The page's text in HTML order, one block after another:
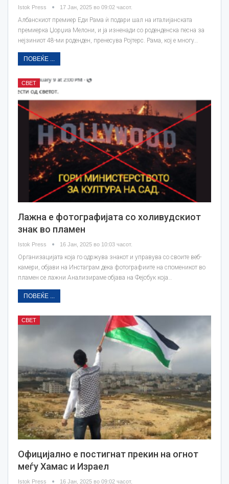
Istok Press 17 Јан, 2025 во 09:02 часот.
Албанскиот премиер Еди Рама ѝ подари шал на италијанската
премиерка Џорџиа Мелони, и ја изненади со роденденска песна за
нејзиниот 48-ми роденден, пренесува Ројтерс. Рама, кој е многу…
ПОВЕЌЕ ...
СВЕТ
Лажна е фотографијата со холивудскиот
знак во пламен
Istok Press 16 Јан, 2025 во 10:03 часот.
Организацијата која го одржува знакот и управува со своите веб-
камери, објави на Инстаграм дека фотографиите на споменикот во
пламен се лажни Анализираме објава на Фејсбук која…
ПОВЕЌЕ ...
СВЕТ
Официјално е постигнат прекин на огнот
меѓу Хамас и Израел
Istok Press 16 Јан, 2025 во 09:02 часот.